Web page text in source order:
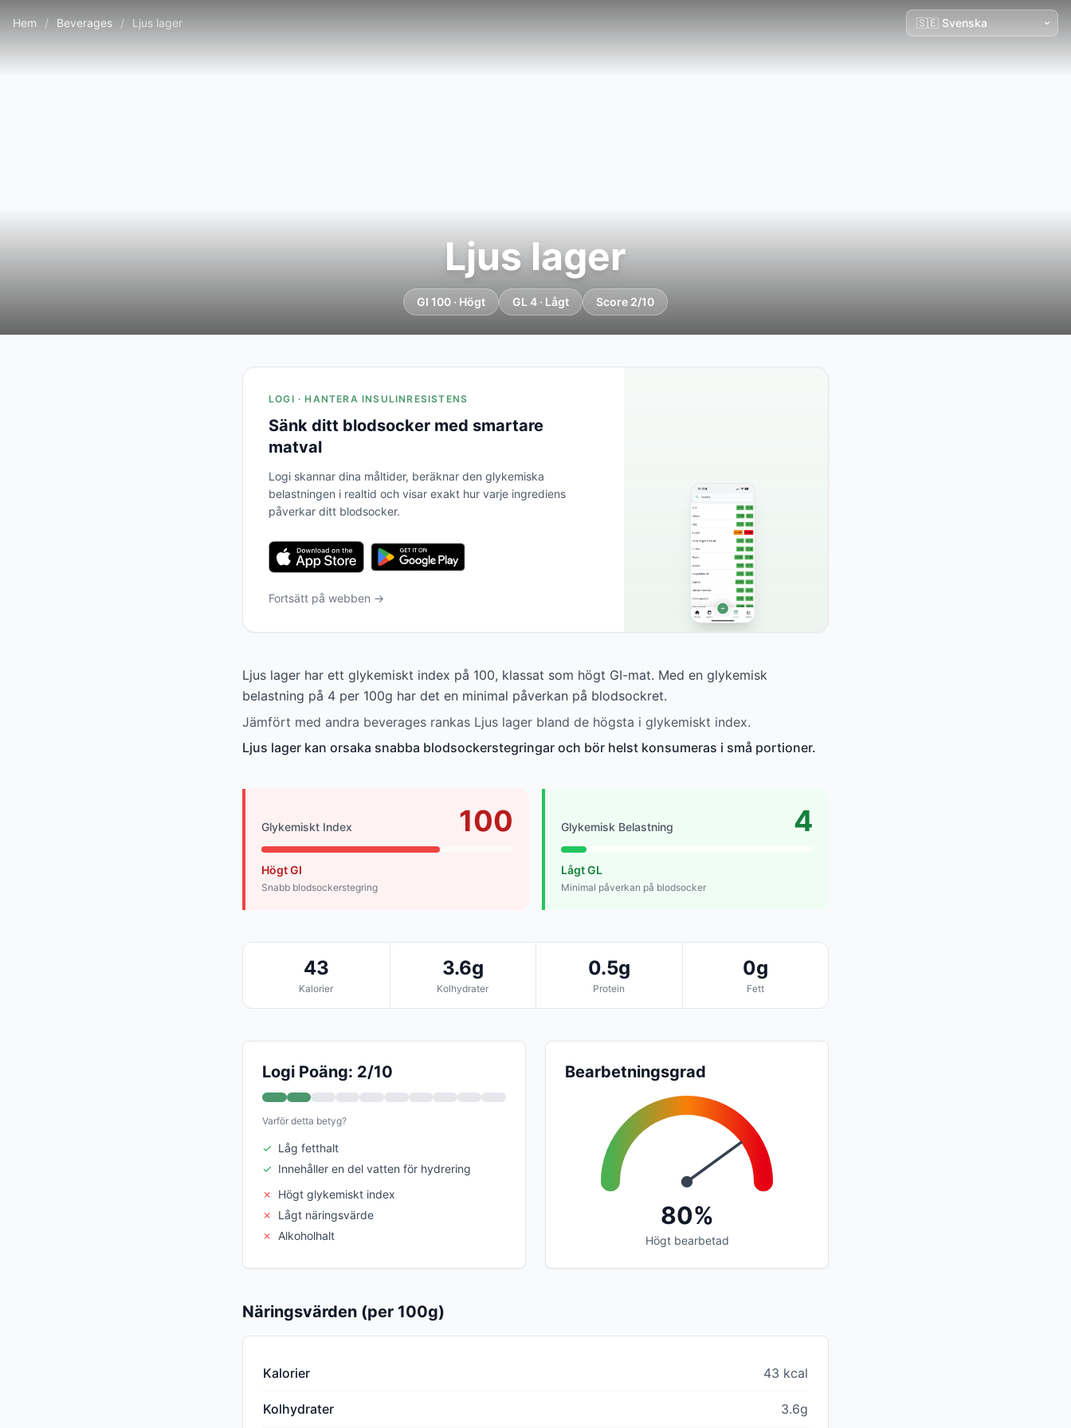
Hem / Beverages / Ljus lager
Ljus lager
GI 100 · Högt GL 4 · Lågt Score 2/10
LOGI · HANTERA INSULINRESISTENS
Sänk ditt blodsocker med smartare
matval
Logi skannar dina måltider, beräknar den glykemiska
belastningen i realtid och visar exakt hur varje ingrediens
påverkar ditt blodsocker.
Fortsätt på webben →
Ljus lager har ett glykemiskt index på 100, klassat som högt GI-mat. Med en glykemisk
belastning på 4 per 100g har det en minimal påverkan på blodsockret.
Jämfört med andra beverages rankas Ljus lager bland de högsta i glykemiskt index.
Ljus lager kan orsaka snabba blodsockerstegringar och bör helst konsumeras i små portioner.
Glykemiskt Index 100
Högt GI
Snabb blodsockerstegring
Glykemisk Belastning 4
Lågt GL
Minimal påverkan på blodsocker
43
Kalorier
3.6g
Kolhydrater
0.5g
Protein
0g
Fett
Logi Poäng: 2/10
Varför detta betyg?
✓ Låg fetthalt
✓ Innehåller en del vatten för hydrering
✗
Högt glykemiskt index
✗
Lågt näringsvärde
✗
Alkoholhalt
Bearbetningsgrad
80%
Högt bearbetad
Näringsvärden (per 100g)
Kalorier 43 kcal
Kolhydrater 3.6g